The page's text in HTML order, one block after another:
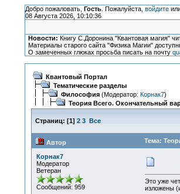
Добро пожаловать, Гость. Пожалуйста, войдите
08 Августа 2026, 10:10:36
Новости: Книгу С.Доронина "Квантовая магия"
Материалы старого сайта "Физика Магии"
О замеченных глюках просьба писать на почту
Квантовый Портал
Тематические разделы
Философия(Модератор: Корнак7)
Теория Всего. Окончательный
Страниц: [1] 2 3 Все
Автор Тема:
Корнак7
Модератор
Ветеран
Сообщений: 959
Это уже
изложены